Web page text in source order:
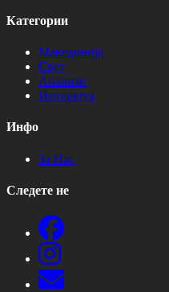
Категории
Македонија
Свет
Анализи
Интервјуа
Инфо
За Нас
Следете не